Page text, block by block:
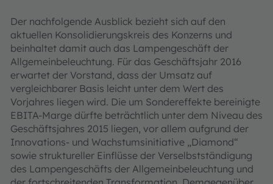
Der nachfolgende Ausblick bezieht sich auf den
aktuellen Konsolidierungskreis des Konzerns und
beinhaltet damit auch das Lampengeschäft der
Allgemeinbeleuchtung. Für das Geschäftsjahr 2016
erwartet der Vorstand, dass der Umsatz auf
vergleichbarer Basis leicht unter dem Wert des
Vorjahres liegen wird. Die um Sondereffekte bereinigte
EBITA-Marge dürfte beträchtlich unter dem Niveau des
Geschäftsjahres 2015 liegen, vor allem aufgrund der
Innovations- und Wachstumsinitiative „Diamond“
sowie struktureller Einflüsse der Verselbstständigung
des Lampengeschäfts der Allgemeinbeleuchtung und